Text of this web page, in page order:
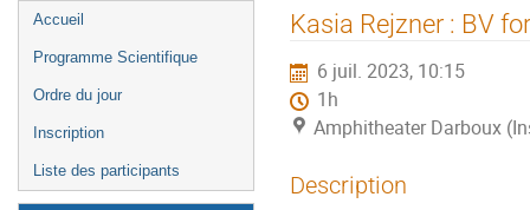
Menu
de
Accueil
Programme Scientifique
Ordre du jour
Inscription
Liste des participants
Kasia Rejzner : BV
6 juil. 2023, 10:15
1h
Amphitheater Darboux
Description